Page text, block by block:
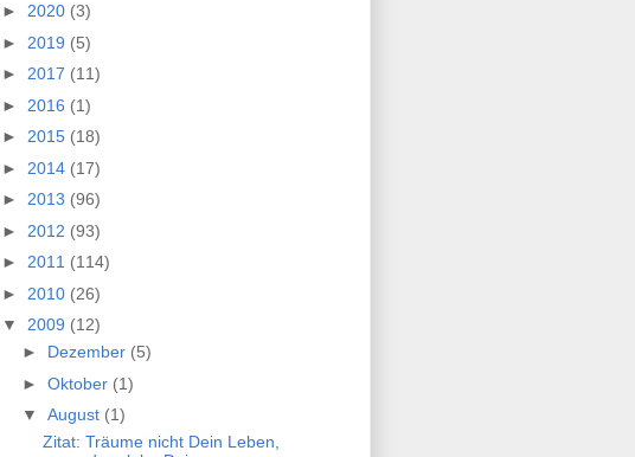
► 2020 (3)
► 2019 (5)
► 2017 (11)
► 2016 (1)
► 2015 (18)
► 2014 (17)
► 2013 (96)
► 2012 (93)
► 2011 (114)
► 2010 (26)
▼ 2009 (12)
► Dezember (5)
► Oktober (1)
▼ August (1)
Zitat: Träume nicht Dein Leben,